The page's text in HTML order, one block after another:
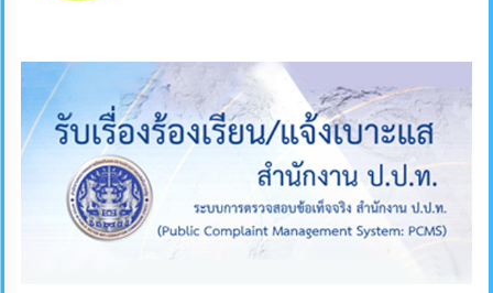
e-
Service
Q&A